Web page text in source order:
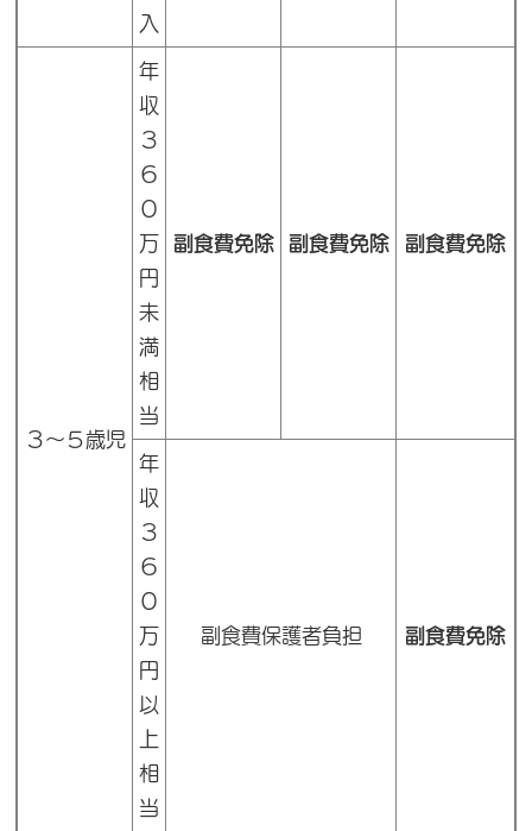
入
３～５歳児
年
収
３
６
０
万
円
未
満
相
当
副食費免除 副食費免除 副食費免除
年
収
３
６
０
万
円
以
上
相
当
副食費保護者負担 副食費免除